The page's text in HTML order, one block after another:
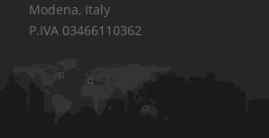
Modena, Italy
P.IVA 03466110362